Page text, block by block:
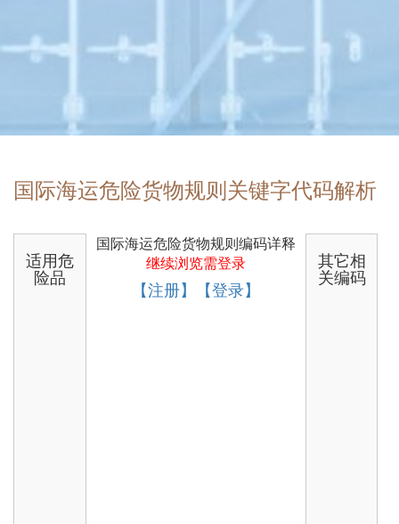
国际海运危险货物规则关键字代码解析
适用危
险品
国际海运危险货物规则编码详释
继续浏览需登录
【注册】【登录】
其它相
关编码